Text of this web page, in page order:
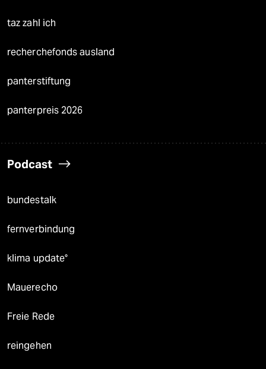
taz zahl ich
recherchefonds ausland
panterstiftung
panterpreis 2026
Podcast
bundestalk
fernverbindung
klima update°
Mauerecho
Freie Rede
reingehen